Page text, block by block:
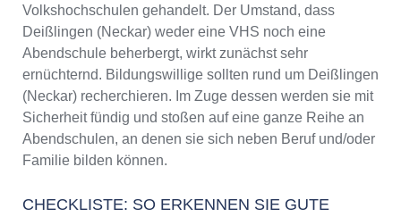
Volkshochschulen gehandelt. Der Umstand, dass
Deißlingen (Neckar) weder eine VHS noch eine
Abendschule beherbergt, wirkt zunächst sehr
ernüchternd. Bildungswillige sollten rund um Deißlingen
(Neckar) recherchieren. Im Zuge dessen werden sie mit
Sicherheit fündig und stoßen auf eine ganze Reihe an
Abendschulen, an denen sie sich neben Beruf und/oder
Familie bilden können.
CHECKLISTE: SO ERKENNEN SIE GUTE